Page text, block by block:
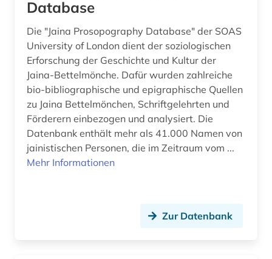
althochdeutsch (1)
altisländisch (1)
altkarte (1)
altnorwegisch (1)
altokzitanisch (2)
Polen (51)
Portugal (8)
Rheinland-Pfalz (13)
Roemisches Reich (17)
Rumänien (14)
Russland, Sowjetunion (87)
Database
Die "Jaina Prosopography Database" der SOAS
University of London dient der soziologischen
Erforschung der Geschichte und Kultur der
Jaina-Bettelmönche. Dafür wurden zahlreiche
bio-bibliographische und epigraphische Quellen
zu Jaina Bettelmönchen, Schriftgelehrten und
Förderern einbezogen und analysiert. Die
Datenbank enthält mehr als 41.000 Namen von
jainistischen Personen, die im Zeitraum vom ...
Mehr Informationen
Zur Datenbank